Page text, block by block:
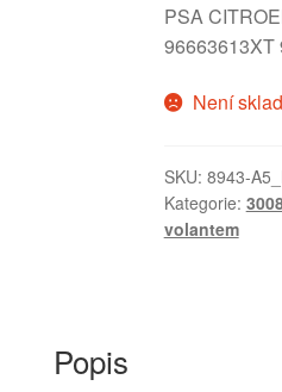
PSA
96663613XT
Není
SKU: 8943-
Kategorie:
volantem
Popis